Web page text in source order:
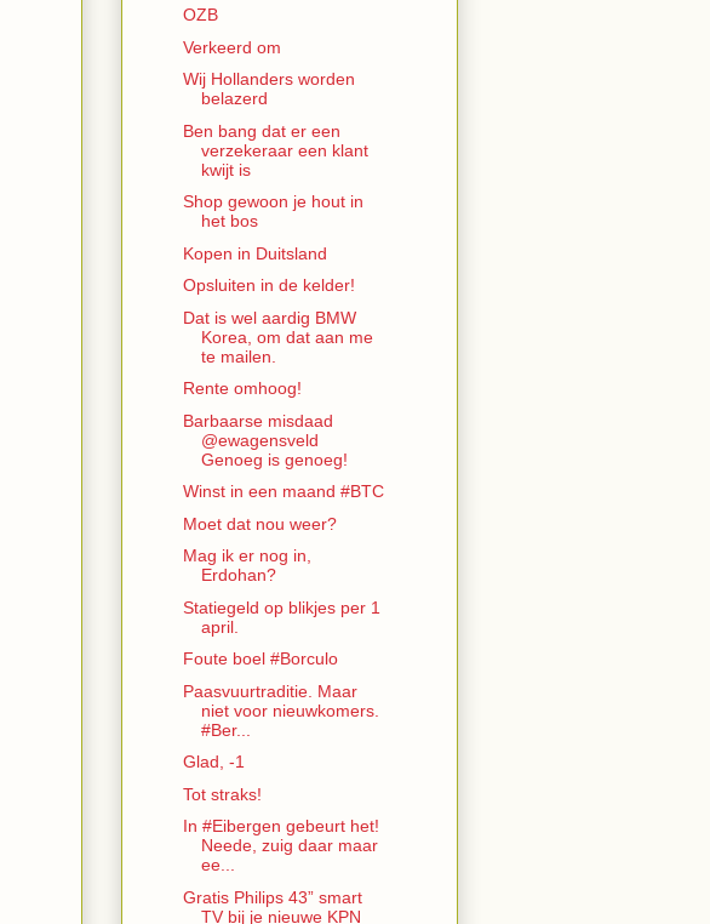
OZB
Verkeerd om
Wij Hollanders worden
belazerd
Ben bang dat er een
verzekeraar een klant
kwijt is
Shop gewoon je hout in
het bos
Kopen in Duitsland
Opsluiten in de kelder!
Dat is wel aardig BMW
Korea, om dat aan me
te mailen.
Rente omhoog!
Barbaarse misdaad
@ewagensveld
Genoeg is genoeg!
Winst in een maand #BTC
Moet dat nou weer?
Mag ik er nog in,
Erdohan?
Statiegeld op blikjes per 1
april.
Foute boel #Borculo
Paasvuurtraditie. Maar
niet voor nieuwkomers.
#Ber...
Glad, -1
Tot straks!
In #Eibergen gebeurt het!
Neede, zuig daar maar
ee...
Gratis Philips 43” smart
TV bij je nieuwe KPN